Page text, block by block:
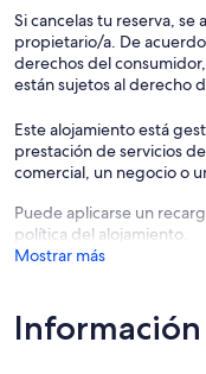
grande
Primer piso:
Dormitorio 5 (1º de
Dormitorio 6 (1. ° a la
baño grande - Pequeño
Dormitorio 7 Master
Dormitorio 8 (1º de
Balcón pequeño al frente
Dormitorio 9 (1º de
francesas a una terraza
Si cancelas tu reserva,
propietario/a. De
derechos del
están sujetos al derecho
Este alojamiento está
prestación de servicios
comercial, un negocio o
Puede aplicarse un
política del alojamiento.
Mostrar más